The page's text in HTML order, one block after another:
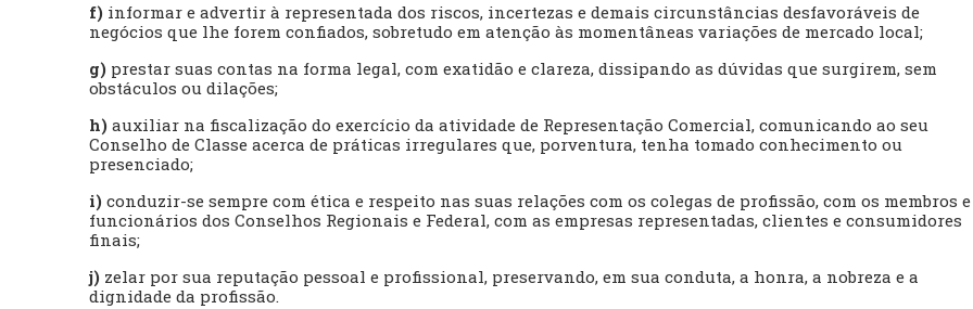
f) informar e advertir à representada dos riscos, incertezas e demais circunstâncias desfavoráveis de
negócios que lhe forem confiados, sobretudo em atenção às momentâneas variações de mercado local;
g) prestar suas contas na forma legal, com exatidão e clareza, dissipando as dúvidas que surgirem, sem
obstáculos ou dilações;
h) auxiliar na fiscalização do exercício da atividade de Representação Comercial, comunicando ao seu
Conselho de Classe acerca de práticas irregulares que, porventura, tenha tomado conhecimento ou
presenciado;
i) conduzir-se sempre com ética e respeito nas suas relações com os colegas de profissão, com os membros e
funcionários dos Conselhos Regionais e Federal, com as empresas representadas, clientes e consumidores
finais;
j) zelar por sua reputação pessoal e profissional, preservando, em sua conduta, a honra, a nobreza e a
dignidade da profissão.